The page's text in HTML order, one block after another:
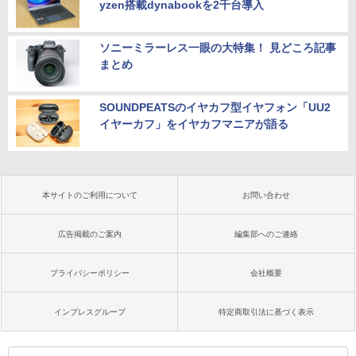
yzen搭載dynabookを2千台導入
ソニーミラーレス一眼の大特集！ 見どころ記事
まとめ
SOUNDPEATSのイヤカフ型イヤフォン「UU2
イヤーカフ」をイヤカフマニアが語る
本サイトのご利用について お問い合わせ
広告掲載のご案内 編集部へのご連絡
プライバシーポリシー 会社概要
インプレスグループ 特定商取引法に基づく表示